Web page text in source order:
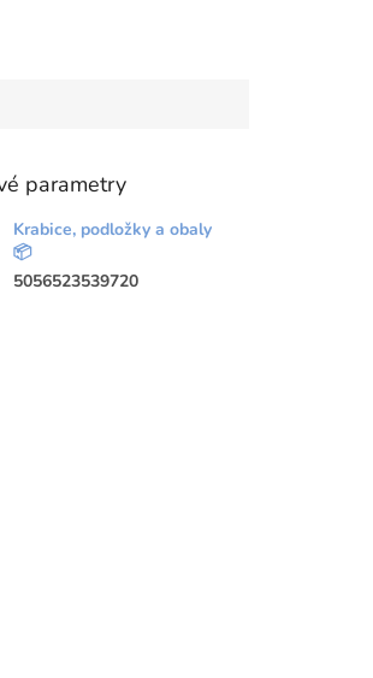
parametry
Krabice, podložky a obaly
📦
5056523539720